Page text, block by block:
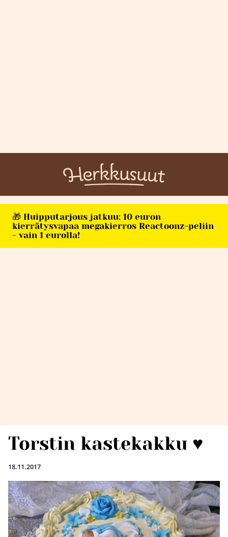
🎁 Huipputarjous jatkuu: 10 euron
kierrätysvapaa megakierros Reactoonz-peliin
- vain 1 eurolla!
Torstin kastekakku ♥
18.11.2017